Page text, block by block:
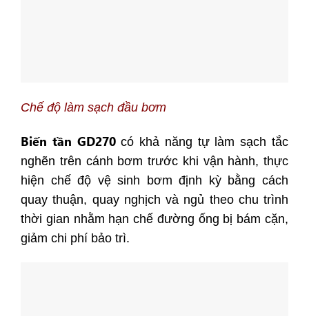
Chế độ làm sạch đầu bơm
Biến tần GD270có khả năng tự làm sạch tắc
nghẽn trên cánh bơm trước khi vận hành, thực
hiện chế độ vệ sinh bơm định kỳ bằng cách
quay thuận, quay nghịch và ngủ theo chu trình
thời gian nhằm hạn chế đường ống bị bám cặn,
giảm chi phí bảo trì.